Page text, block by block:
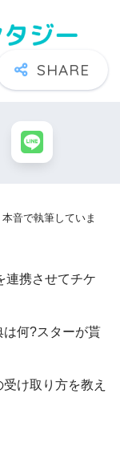
音で執筆していま
連携させてチケ
は何?スターが貰
け取り方を教え